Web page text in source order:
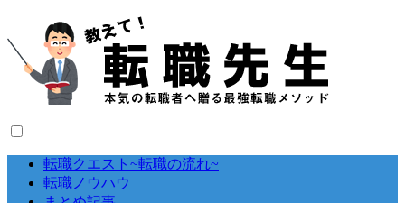
転職クエスト~転職の流れ~
転職ノウハウ